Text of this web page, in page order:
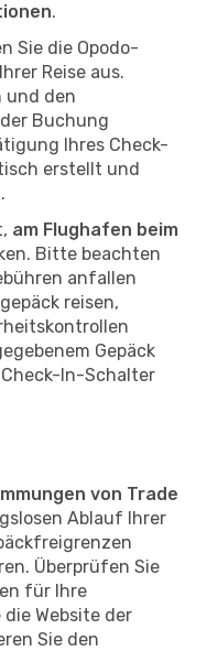
.
Sie die Opodo-
Reise aus.
und den
Buchung
Ihres Check-
erstellt und
am Flughafen beim
Bitte beachten
anfallen
reisen,
Gepäck
In-Schalter
von Trade
Ablauf Ihrer
Überprüfen Sie
für Ihre
Website der
Sie den